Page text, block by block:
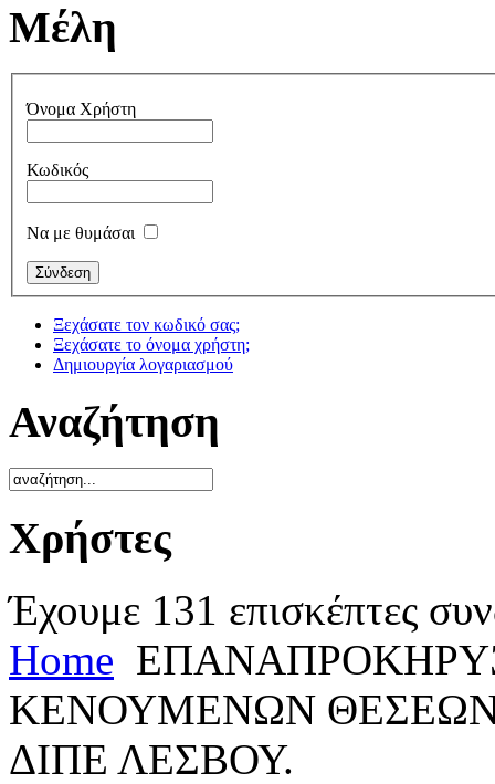
Μέλη
Όνομα Χρήστη
Κωδικός
Να με θυμάσαι
Ξεχάσατε τον κωδικό σας;
Ξεχάσατε το όνομα χρήστη;
Δημιουργία λογαριασμού
Αναζήτηση
Χρήστες
Έχουμε 131 επισκέπτες
Home
ΚΕΝΟΥΜΕΝΩΝ
ΔΙΠΕ ΛΕΣΒΟΥ.